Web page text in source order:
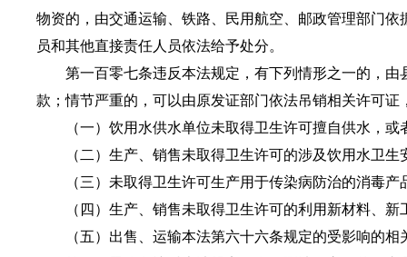
物资的，由交通运输、铁路、民用航空、邮政管理部门
员和其他直接责任人员依法给予处分。
第一百零七条违反本法规定，有下列情形之一的，由
款；情节严重的，可以由原发证部门依法吊销相关许可
（一）饮用水供水单位未取得卫生许可擅自供水，或
（二）生产、销售未取得卫生许可的涉及饮用水卫生
（三）未取得卫生许可生产用于传染病防治的消毒产
（四）生产、销售未取得卫生许可的利用新材料、新
（五）出售、运输本法第六十六条规定的受影响的相